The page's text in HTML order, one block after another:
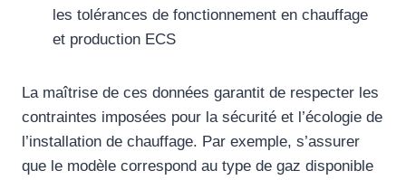
les tolérances de fonctionnement en chauffage
et production ECS
La maîtrise de ces données garantit de respecter les
contraintes imposées pour la sécurité et l’écologie de
l’installation de chauffage. Par exemple, s’assurer
que le modèle correspond au type de gaz disponible